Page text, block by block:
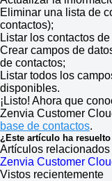
Eliminar una lista de
contactos);
Listar los contactos
Crear campos de
de contactos;
Listar todos los
disponibles.
¡Listo! Ahora que
Zenvia Customer
base de contactos.
¿Este artículo ha
Artículos relacionados
Zenvia Customer
Vistos recientemente